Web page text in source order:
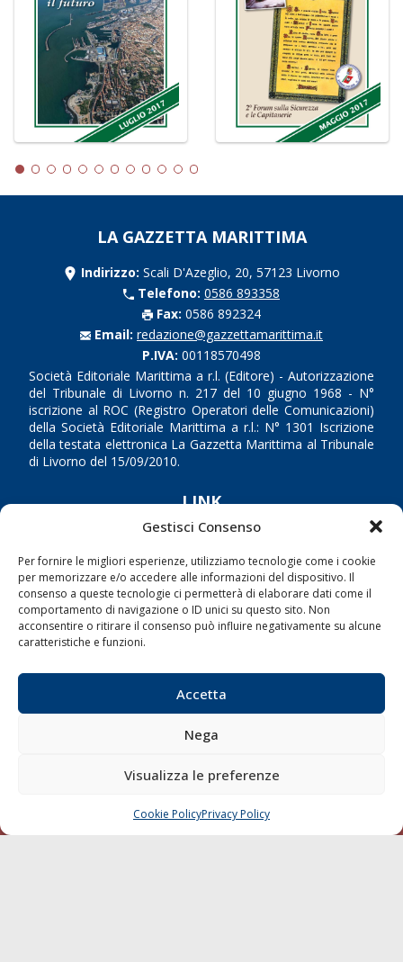
Gestisci Consenso
Per fornire le migliori esperienze, utilizziamo tecnologie come i cookie
per memorizzare e/o accedere alle informazioni del dispositivo. Il
consenso a queste tecnologie ci permetterà di elaborare dati come il
comportamento di navigazione o ID unici su questo sito. Non
acconsentire o ritirare il consenso può influire negativamente su alcune
caratteristiche e funzioni.
Accetta
Nega
Visualizza le preferenze
Cookie PolicyPrivacy Policy
LA GAZZETTA MARITTIMA
Indirizzo: Scali D'Azeglio, 20, 57123 Livorno
Telefono: 0586 893358
Fax: 0586 892324
Email: redazione@gazzettamarittima.it
P.IVA: 00118570498
Società Editoriale Marittima a r.l. (Editore) - Autorizzazione
del Tribunale di Livorno n. 217 del 10 giugno 1968 - N°
iscrizione al ROC (Registro Operatori delle Comunicazioni)
della Società Editoriale Marittima a r.l.: N° 1301 Iscrizione
della testata elettronica La Gazzetta Marittima al Tribunale
di Livorno del 15/09/2010.
LINK
Porti/Interporti
Trasporti
Varie
Diporto
Contatti
CHIAMA SCRIVI